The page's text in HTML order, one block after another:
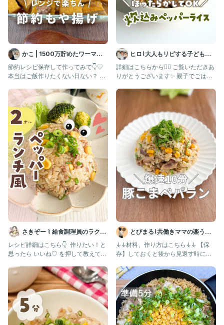
かこ | 1500万貯めたワーママ
の節約ごはん
節約レシピ保存して作ってみて👇♡
本当はご飯作りたくない日ない？ 私
さきぞー ⌇ 給食調理員のラクう
ま幼児食
レシピ詳細はこちら👇 ⁡ 作りたい！と
思ったら いいね♡ を押して教えてく
ヒロ⌇大人もリピする子どもご
はん🍳
詳細はこちらから👇🏻 ご覧いただきあ
りがとうございます✨ 親子でごはん
とびまる⌇共働きママの楽うま
レシピ
↓↓材料、作り方はこちら↓↓ 【保
存】しておくと後から見返す時に便